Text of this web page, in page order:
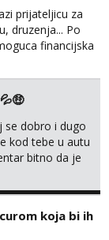
prijateljicu za
druzenja... Po
financijska
se dobro i dugo
kod tebe u autu
bitno da je
i diskretan,sliku
koja bi ih